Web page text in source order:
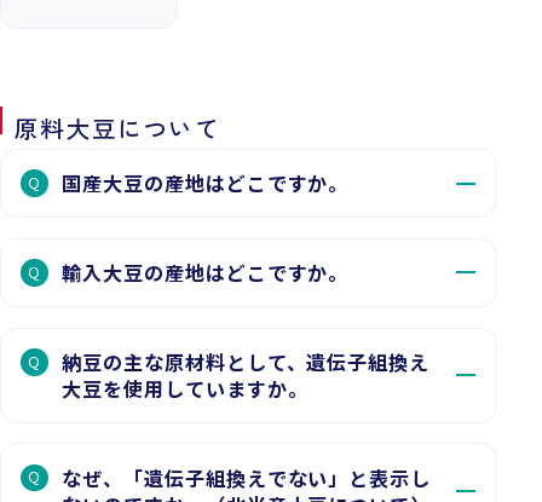
原料大豆について
Q 国産大豆の産地はどこですか。
Q 輸入大豆の産地はどこですか。
Q
納豆の主な原材料として、遺伝子組換え
大豆を使用していますか。
Q
なぜ、「遺伝子組換えでない」と表示し